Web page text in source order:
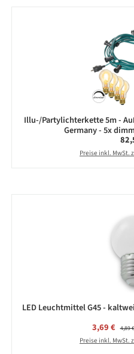
Illu-/Partylichterkette 5m -
Germany - 5x
Preise inkl. MwSt.
LED Leuchtmittel G45 -
3,69 € 4,89 €
Preise inkl. MwSt.